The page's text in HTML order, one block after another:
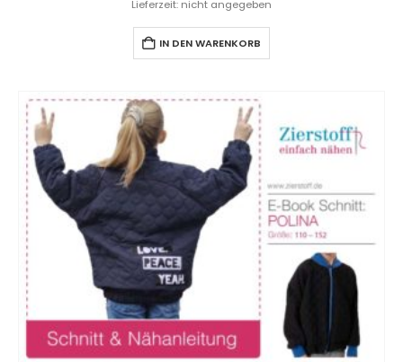
Lieferzeit: nicht angegeben
IN DEN WARENKORB